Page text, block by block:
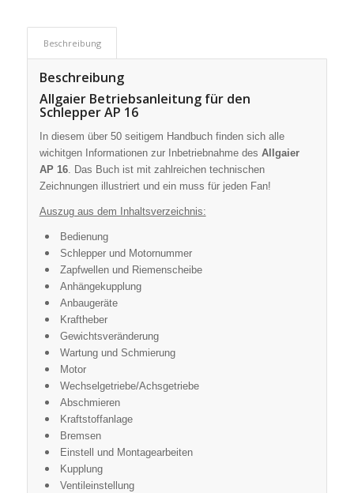
Beschreibung
Beschreibung
Allgaier Betriebsanleitung für den
Schlepper AP 16
In diesem über 50 seitigem Handbuch finden sich alle
wichitgen Informationen zur Inbetriebnahme des Allgaier
AP 16. Das Buch ist mit zahlreichen technischen
Zeichnungen illustriert und ein muss für jeden Fan!
Auszug aus dem Inhaltsverzeichnis:
Bedienung
Schlepper und Motornummer
Zapfwellen und Riemenscheibe
Anhängekupplung
Anbaugeräte
Kraftheber
Gewichtsveränderung
Wartung und Schmierung
Motor
Wechselgetriebe/Achsgetriebe
Abschmieren
Kraftstoffanlage
Bremsen
Einstell und Montagearbeiten
Kupplung
Ventileinstellung